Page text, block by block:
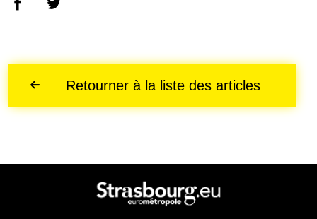
Retourner à la liste des articles